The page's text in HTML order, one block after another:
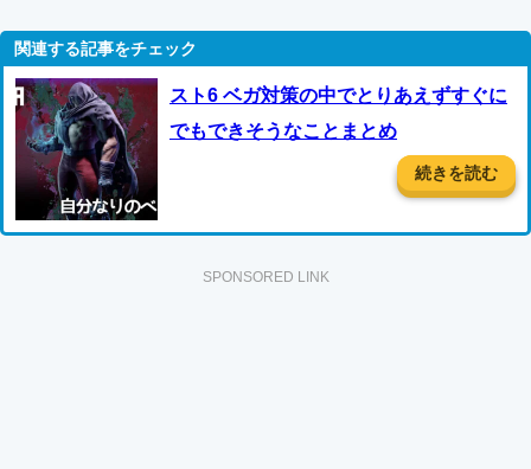
スト6 ベガ対策の中でとりあえずすぐに
でもできそうなことまとめ
続きを読む
SPONSORED LINK